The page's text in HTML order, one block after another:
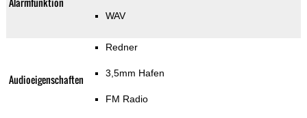
WAV
Audioeigenschaften
Redner
3,5mm Hafen
FM Radio